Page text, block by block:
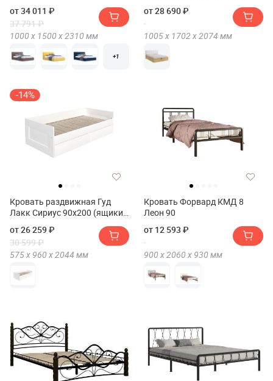
от 34 011 ₽
37 791 ₽
1000 х 1500 х2310 мм
+1
от 28 690 ₽
1005 х 1702 х2074 мм
-14%
Кровать раздвижная Гуд
Лакк Сириус 90х200 (ящики
от 26 259 ₽
30 599 ₽
575 х 960 х2044 мм
Кровать Форвард КМД 8
Леон 90
от 12 593 ₽
900 х2060 х 930 мм